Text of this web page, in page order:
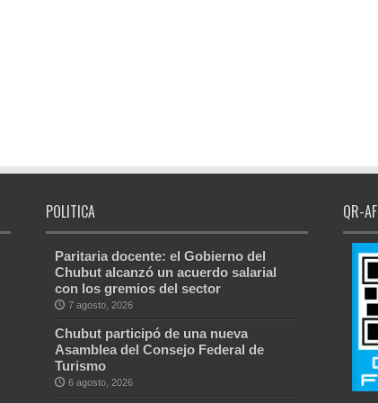
POLITICA
Paritaria docente: el Gobierno del
Chubut alcanzó un acuerdo salarial
con los gremios del sector
7 agosto, 2026
Chubut participó de una nueva
Asamblea del Consejo Federal de
Turismo
6 agosto, 2026
QR-